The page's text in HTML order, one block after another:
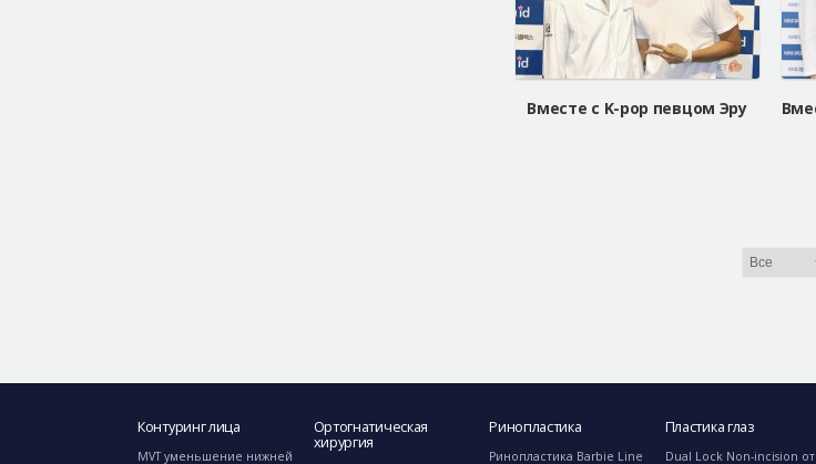
Вместе с K-pop певцом Эру
Контуринг лица
MVT уменьшение нижней
Ортогнатическая
хирургия
Ринопластика
Ринопластика Barbie Line
Пластика глаз
Dual Lock Non-incision от